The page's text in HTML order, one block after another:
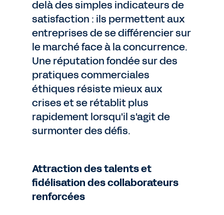
delà des simples indicateurs de
satisfaction : ils permettent aux
entreprises de se différencier sur
le marché face à la concurrence.
Une réputation fondée sur des
pratiques commerciales
éthiques résiste mieux aux
crises et se rétablit plus
rapidement lorsqu'il s'agit de
surmonter des défis.
Attraction des talents et
fidélisation des collaborateurs
renforcées